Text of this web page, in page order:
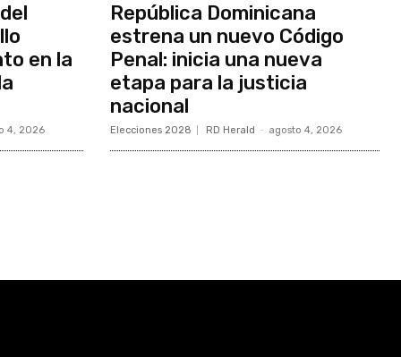
en la
4, 2026
República Dominicana
estrena un nuevo Código
Penal: inicia una nueva
etapa para la justicia
nacional
Elecciones 2028 RD Herald - agosto 4, 2026